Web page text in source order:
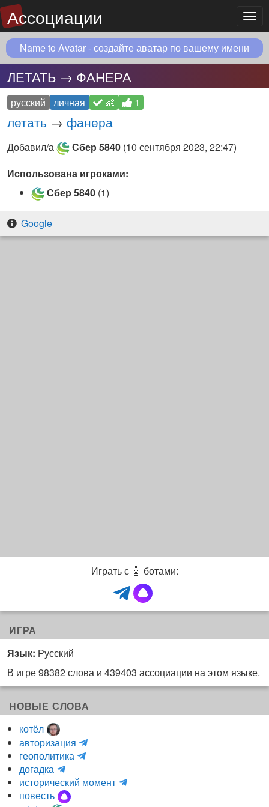
Ассоциации
Name to Avatar - создайте аватар по вашему имени
ЛЕТАТЬ → ФАНЕРА
русский личная 👶 1
летать → фанера
Добавил/а Сбер 5840 (10 сентября 2023, 22:47)
Использована игроками:
Сбер 5840 (1)
Google
Играть с 🤖 ботами:
ИГРА
Язык: Русский
В игре 98382 слова и 439403 ассоциации на этом языке.
НОВЫЕ СЛОВА
котёл
авторизация
и
о
геополитика
H
d
догадка
m
a
r
исторический момент
и
повесть